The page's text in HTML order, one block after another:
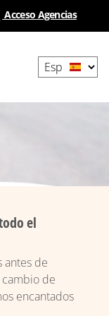
Acceso Agencias
your
el
antes de
cambio de
encantados